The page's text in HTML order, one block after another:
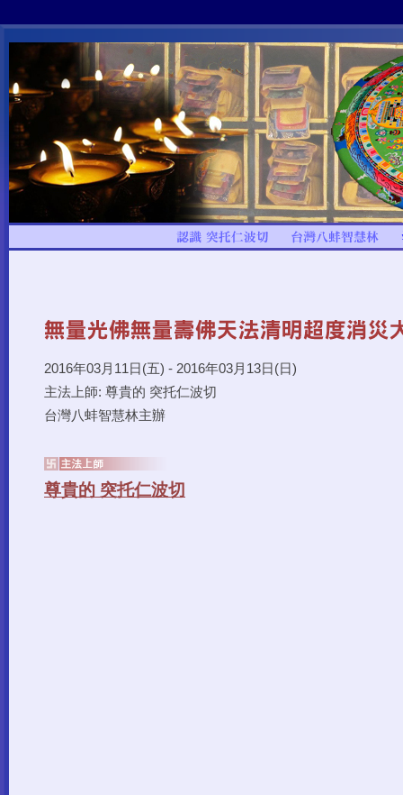
2016年03月11日(五) - 2016年03月13日(日)
主法上師: 尊貴的 突托仁波切
台灣八蚌智慧林主辦